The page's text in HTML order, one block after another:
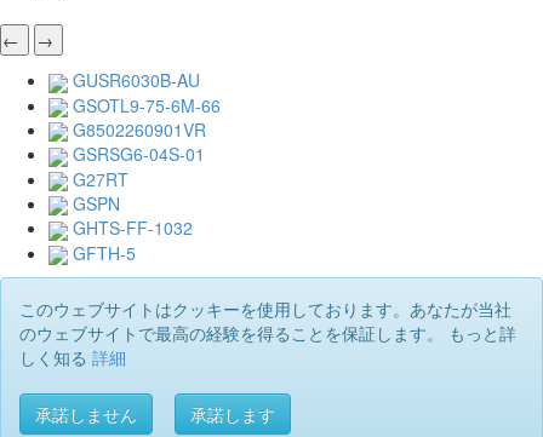
←
→
GUSR6030B-AU
GSOTL9-75-6M-66
G8502260901VR
GSRSG6-04S-01
G27RT
GSPN
GHTS-FF-1032
GFTH-5
このウェブサイトはクッキーを使用しております。あなたが当社
のウェブサイトで最高の経験を得ることを保証します。 もっと詳
しく知る 詳細
承諾しません 承諾します